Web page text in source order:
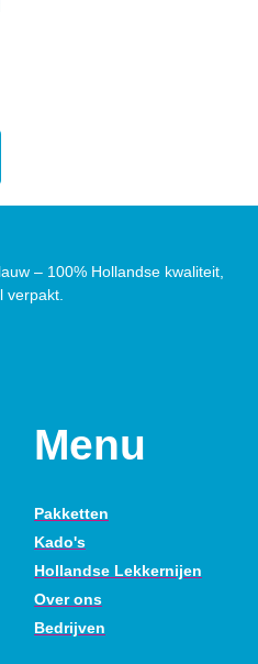
– 100% Hollandse kwaliteit,
verpakt.
Menu
Pakketten
Kado's
Hollandse Lekkernijen
Over ons
Bedrijven